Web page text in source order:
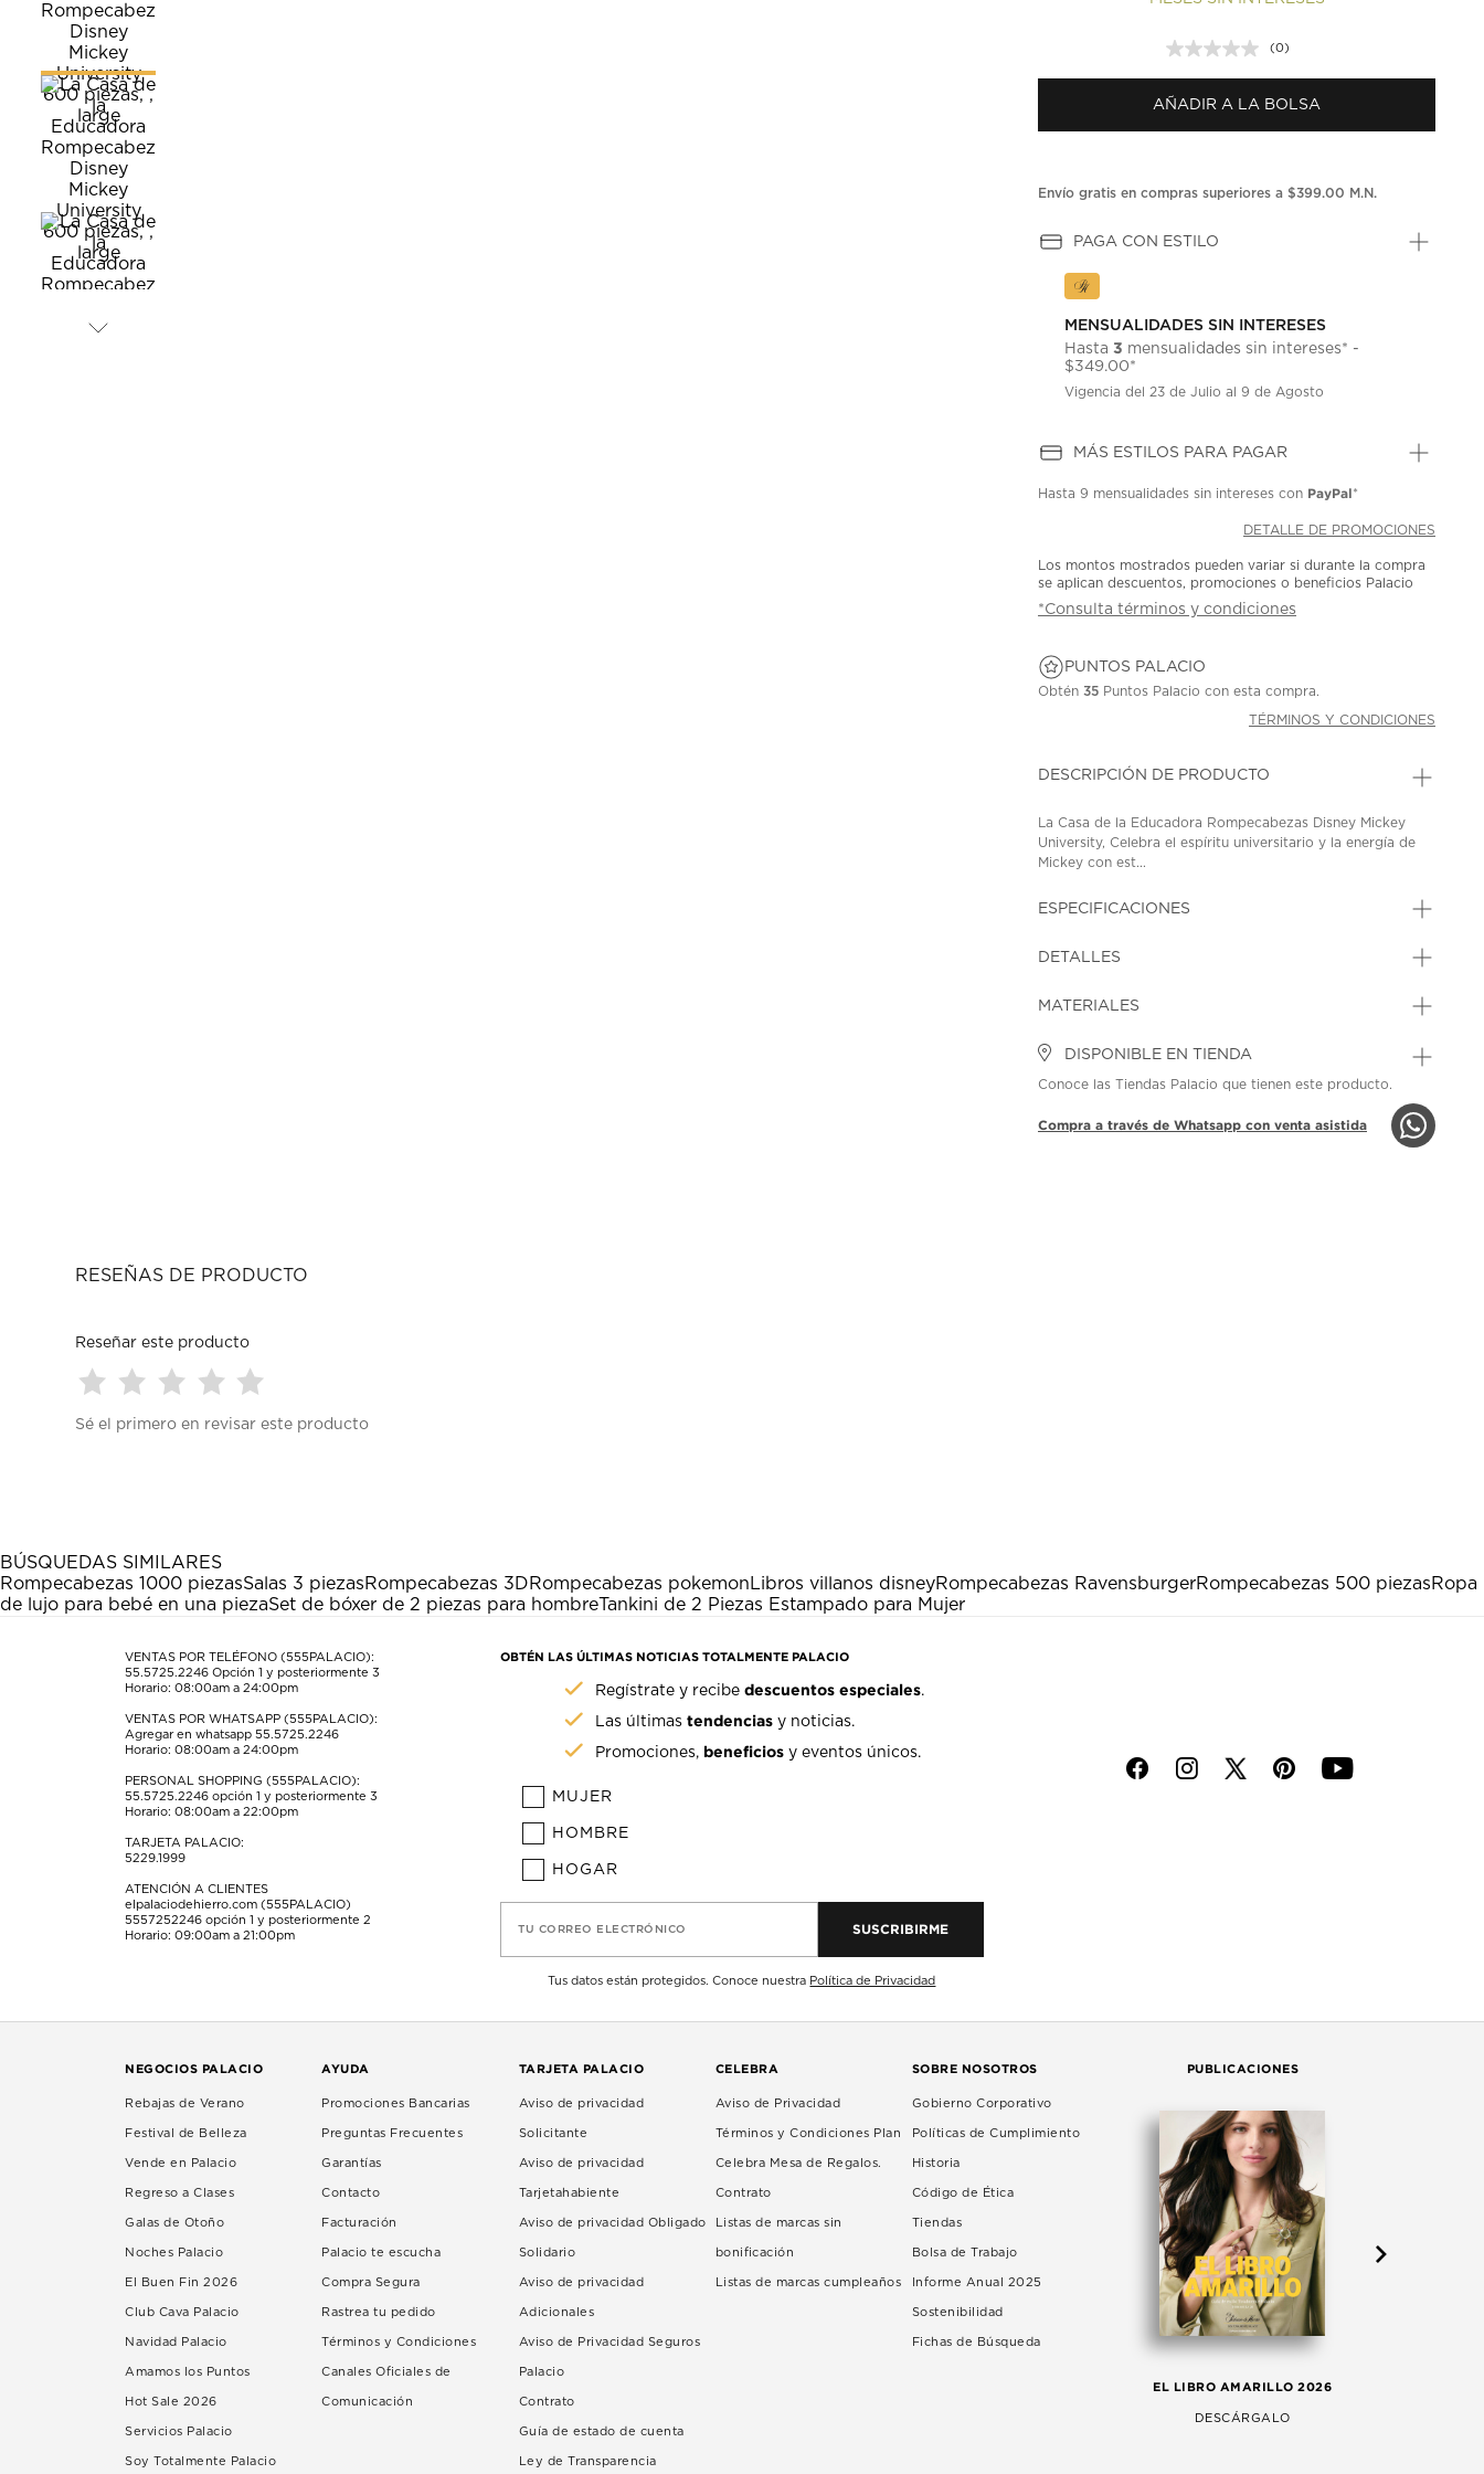
Sin
puntuación.
en
la
(0)
AÑADIR A LA BOLSA
Envío gratis en compras superiores a $399.00 M.N.
PAGA CON ESTILO
MENSUALIDADES SIN INTERESES
Hasta3 mensualidades sin intereses* -
$349.00*
Vigencia del 23 de Julio al 9 de Agosto
MÁS ESTILOS PARA PAGAR
Hasta9 mensualidades sin intereses con PayPal*
DETALLE DE PROMOCIONES
Los montos mostrados pueden variar si durante la compra
se aplican descuentos, promociones o beneficios Palacio
*Consulta términos y condiciones
PUNTOS PALACIO
Obtén35 Puntos Palacio con esta compra.
TÉRMINOS Y CONDICIONES
DESCRIPCIÓN DE PRODUCTO
La Casa de la Educadora Rompecabezas Disney Mickey
University, Celebra el espíritu universitario y la energía de
Mickey con est...
ESPECIFICACIONES
DETALLES
MATERIALES
DISPONIBLE EN TIENDA
Conoce las Tiendas Palacio que tienen este producto.
Compra a través de Whatsapp con venta asistida
RESEÑAS DE PRODUCTO
Reseñar este producto
para
estrella
Esta
acción
abrirá
formulario
para
estrellas.
Esta
acción
abrirá
formulario
de
para
estrellas.
Esta
acción
abrirá
formulario
de
para
estrellas.
Esta
acción
abrirá
formulario
de
para
Esta
acción
abrirá
formulario
de
envío.
Sé el primero en revisar este producto
BÚSQUEDAS SIMILARES
Rompecabezas 1000 piezasSalas 3 piezasRompecabezas 3DRompecabezas pokemonLibros villanos disneyRompecabezas RavensburgerRompecabezas 500 piezasRopa
de lujo para bebé en una piezaSet de bóxer de 2 piezas para hombreTankini de 2 Piezas Estampado para Mujer
VENTAS POR TELÉFONO (555PALACIO):
55.5725.2246 Opción 1 y posteriormente 3
Horario: 08:00am a 24:00pm
VENTAS POR WHATSAPP (555PALACIO):
Agregar en whatsapp 55.5725.2246
Horario: 08:00am a 24:00pm
PERSONAL SHOPPING (555PALACIO):
55.5725.2246 opción 1 y posteriormente 3
Horario: 08:00am a 22:00pm
TARJETA PALACIO:
5229.1999
ATENCIÓN A CLIENTES
elpalaciodehierro.com (555PALACIO)
5557252246 opción 1 y posteriormente 2
Horario: 09:00am a 21:00pm
OBTÉN LAS ÚLTIMAS NOTICIAS TOTALMENTE PALACIO
Regístrate y recibedescuentos especiales.
Las últimastendencias y noticias.
Promociones, beneficios y eventos únicos.
MUJER
HOMBRE
HOGAR
TU CORREO ELECTRÓNICO SUSCRIBIRME
Tus datos están protegidos. Conoce nuestra Política de Privacidad
f i p y
NEGOCIOS PALACIO
Rebajas de Verano
Festival de Belleza
Vende en Palacio
Regreso a Clases
Galas de Otoño
Noches Palacio
El Buen Fin 2026
Club Cava Palacio
Navidad Palacio
Amamos los Puntos
Hot Sale 2026
Servicios Palacio
Soy Totalmente Palacio
AYUDA
Promociones Bancarias
Preguntas Frecuentes
Garantías
Contacto
Facturación
Palacio te escucha
Compra Segura
Rastrea tu pedido
Términos y Condiciones
Canales Oficiales de
Comunicación
TARJETA PALACIO
Aviso de privacidad
Solicitante
Aviso de privacidad
Tarjetahabiente
Aviso de privacidad Obligado
Solidario
Aviso de privacidad
Adicionales
Aviso de Privacidad Seguros
Palacio
Contrato
Guía de estado de cuenta
Ley de Transparencia
CELEBRA
Aviso de Privacidad
Términos y Condiciones Plan
Celebra Mesa de Regalos.
Contrato
Listas de marcas sin
bonificación
Listas de marcas cumpleaños
SOBRE NOSOTROS
Gobierno Corporativo
Políticas de Cumplimiento
Historia
Código de Ética
Tiendas
Bolsa de Trabajo
Informe Anual 2025
Sostenibilidad
Fichas de Búsqueda
PUBLICACIONES
EL LIBRO AMARILLO 2026
DESCÁRGALO